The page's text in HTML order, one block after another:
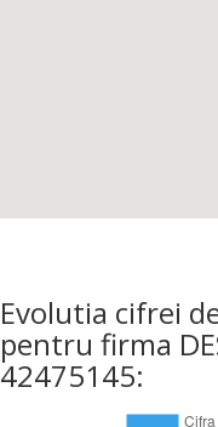
Evolutia cifrei
pentru firma
42475145: